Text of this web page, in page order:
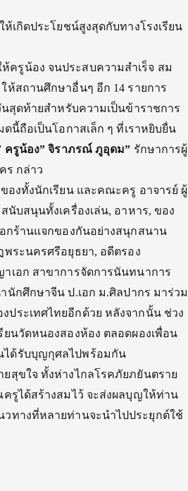
เกิดประโยชน์สูงสุดกับทางโรงเรียน
อง จนประสบความสำเร็จ สม
สถานศึกษาอื่นๆ อีก 14 รายการ
สุดท้ายสำหรับความเป็นข้าราชการ
นี้ถือเป็นโอกาสเล็ก ๆ ที่เราหยิบยื่น
ครูน้อง” จิราภรณ์ ภูอุดม” รักษาการผู้
ร กล่าว
องทั้งนักเรียน และคณะครู อาจารย์ ผู้
นับสนุนทั้งเครื่องเล่น, อาหาร, ของ
กร้านแจกของกันอย่างสนุกสนาน
ระนครศรีอยุธยา, อดีตรอง
เอก สาขาการจัดการนันทนาการ
นักศึกษาจีน ป.เอก ม.ศิลปากร มาร่วม
ระเทศไทยอีกด้วย หลังจากนั้น ช่วง
ยนวัดหนองสองห้อง ตลอดผองเพื่อน
ได้รับบุญกุศลไปพร้อมกัน
สุขใจ ทั้งห่างไกลโรคภัยภยันตราย
รูได้สร้างสมไว้ จะส่งผลบุญให้ท่าน
ทางที่หลายท่านจะนำไปประยุกต์ใช้